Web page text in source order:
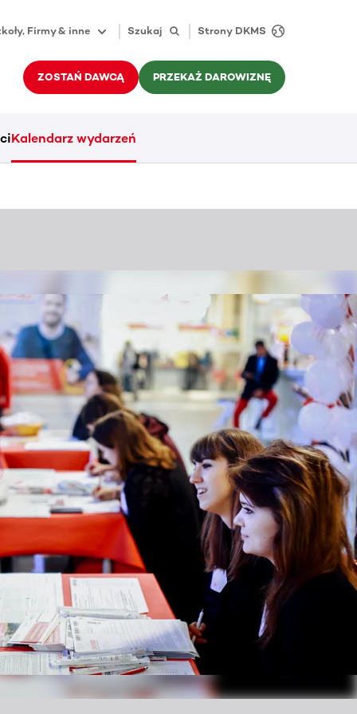
Firmy & inne Szukaj Strony DKMS
ZOSTAŃ DAWCĄ PRZEKAŻ DAROWIZNĘ
Kalendarz wydarzeń